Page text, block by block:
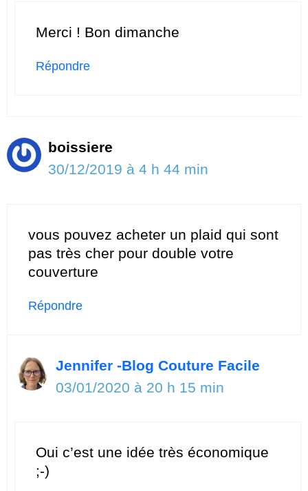
Merci ! Bon dimanche
Répondre
boissiere
30/12/2019 à 4 h 44 min
vous pouvez acheter un plaid qui sont
pas très cher pour double votre
couverture
Répondre
Jennifer -Blog Couture Facile
03/01/2020 à 20 h 15 min
Oui c’est une idée très économique
;-)